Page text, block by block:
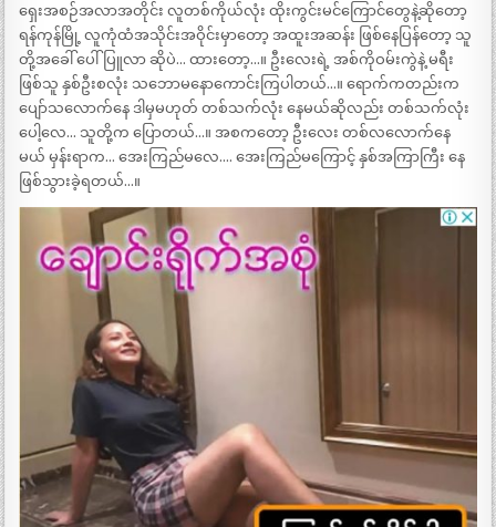
ရှေးအစဉ်အလာအတိုင်း လူတစ်ကိုယ်လုံး ထိုးကွင်းမင်ကြောင်တွေနဲ့ဆိုတော့
ရန်ကုန်မြို့ လူကုံထံအသိုင်းအဝိုင်းမှာတော့ အထူးအဆန်း ဖြစ်နေပြန်တော့ သူ
တို့အခေါ် ပေါ်ပြူလာ ဆိုပဲ… ထားတော့…။ ဦးလေးရဲ့ အစ်ကိုဝမ်းကွဲနဲ့ မရီး
ဖြစ်သူ နှစ်ဦးစလုံး သဘောမနောကောင်းကြပါတယ်…။ ရောက်ကတည်းက
ပျော်သလောက်နေ ဒါမှမဟုတ် တစ်သက်လုံး နေမယ်ဆိုလည်း တစ်သက်လုံး
ပေါ့လေ… သူတို့က ပြောတယ်…။ အစကတော့ ဦးလေး တစ်လလောက်နေ
မယ် မှန်းရာက… အေးကြည်မလေ…. အေးကြည်မကြောင့် နှစ်အကြာကြီး နေ
ဖြစ်သွားခဲ့ရတယ်…။